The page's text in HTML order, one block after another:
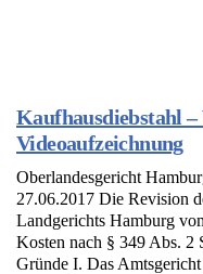
Kaufhausdiebstahl
Videoaufzeichnung
Oberlandesgericht
27.06.2017 Die Revision
Landgerichts Hamburg
Kosten nach § 349 Abs. 2
Gründe I. Das